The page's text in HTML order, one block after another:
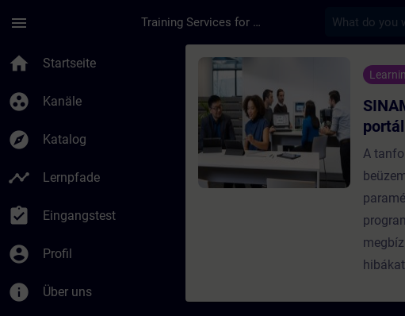
menu Training Services for Digital Industries
home Startseite
group_work Kanäle
explore Katalog
timeline Lernpfade
assignment_turned_in Eingangstest
account_circle Profil
info Über uns
Kurs - SINAMICS S120
A